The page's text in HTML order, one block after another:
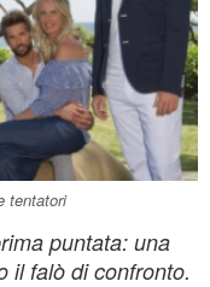
tentatori
puntata: una
il falò di confronto.